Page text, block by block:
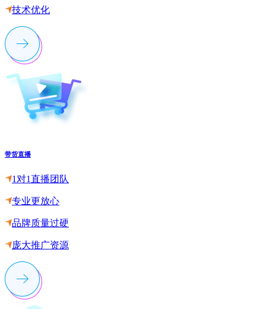
技术优化
带货直播
1对1直播团队
专业更放心
品牌质量过硬
庞大推广资源